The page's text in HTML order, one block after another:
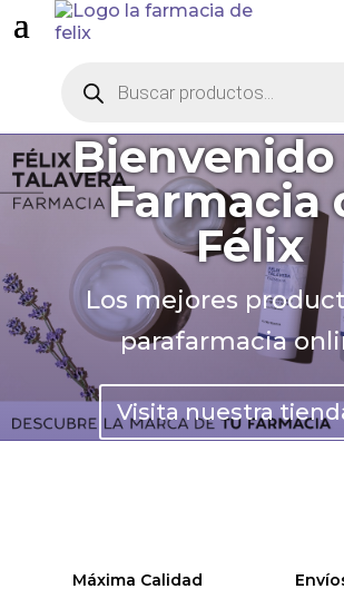
productos
Bienvenido
Farmacia
Félix
Los mejores
parafarmacia
Visita nuestra
Máxima Calidad